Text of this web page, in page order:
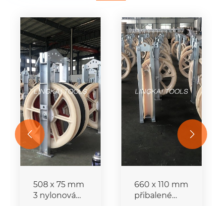
508 x 75 mm
3 nylonová
660 x 110 mm
přibalené
 